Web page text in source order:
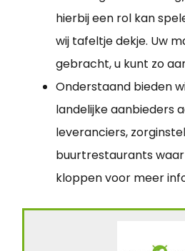
hierbij een rol kan
wij tafeltje dekje. Uw
gebracht, u kunt zo
Onderstaand bieden
landelijke aanbieders
leveranciers,
buurtrestaurants
kloppen voor meer